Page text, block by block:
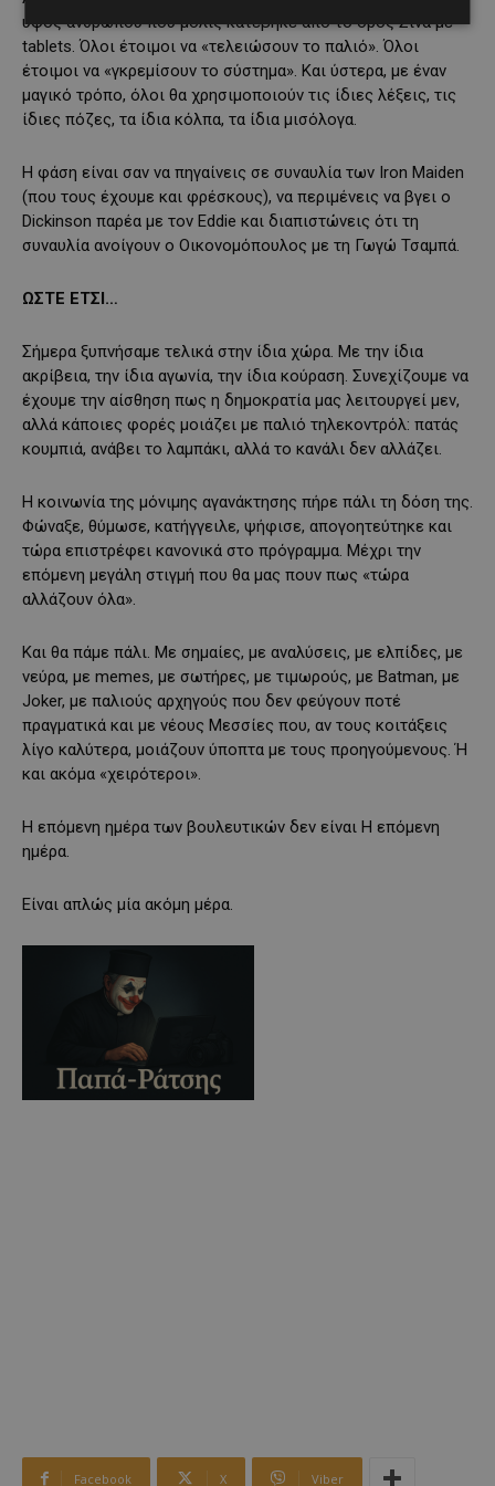
ύφος ανθρώπου που μόλις κατέβηκε από το όρος Σινά με
tablets. Όλοι έτοιμοι να «τελειώσουν το παλιό». Όλοι
έτοιμοι να «γκρεμίσουν το σύστημα». Και ύστερα, με έναν
μαγικό τρόπο, όλοι θα χρησιμοποιούν τις ίδιες λέξεις, τις
ίδιες πόζες, τα ίδια κόλπα, τα ίδια μισόλογα.
Η φάση είναι σαν να πηγαίνεις σε συναυλία των Iron Maiden
(που τους έχουμε και φρέσκους), να περιμένεις να βγει ο
Dickinson παρέα με τον Eddie και διαπιστώνεις ότι τη
συναυλία ανοίγουν ο Οικονομόπουλος με τη Γωγώ Τσαμπά.
ΩΣΤΕ ΕΤΣΙ…
Σήμερα ξυπνήσαμε τελικά στην ίδια χώρα. Με την ίδια
ακρίβεια, την ίδια αγωνία, την ίδια κούραση. Συνεχίζουμε να
έχουμε την αίσθηση πως η δημοκρατία μας λειτουργεί μεν,
αλλά κάποιες φορές μοιάζει με παλιό τηλεκοντρόλ: πατάς
κουμπιά, ανάβει το λαμπάκι, αλλά το κανάλι δεν αλλάζει.
Η κοινωνία της μόνιμης αγανάκτησης πήρε πάλι τη δόση της.
Φώναξε, θύμωσε, κατήγγειλε, ψήφισε, απογοητεύτηκε και
τώρα επιστρέφει κανονικά στο πρόγραμμα. Μέχρι την
επόμενη μεγάλη στιγμή που θα μας πουν πως «τώρα
αλλάζουν όλα».
Και θα πάμε πάλι. Με σημαίες, με αναλύσεις, με ελπίδες, με
νεύρα, με memes, με σωτήρες, με τιμωρούς, με Batman, με
Joker, με παλιούς αρχηγούς που δεν φεύγουν ποτέ
πραγματικά και με νέους Μεσσίες που, αν τους κοιτάξεις
λίγο καλύτερα, μοιάζουν ύποπτα με τους προηγούμενους. Ή
και ακόμα «χειρότεροι».
Η επόμενη ημέρα των βουλευτικών δεν είναι Η επόμενη
ημέρα.
Είναι απλώς μία ακόμη μέρα.
Facebook X Viber